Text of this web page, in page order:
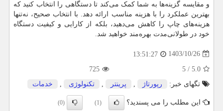
و مقایسه گزینه‌ها به شما کمک می‌کند تا دستگاهی را انتخاب کنید که
بهترین عملکرد را با هزینه مناسب ارائه دهد. با انتخاب صحیح، نه‌تنها
هزینه‌های چاپ را کاهش می‌دهید، بلکه از کارایی و کیفیت دستگاه
خود در طولانی‌مدت بهره‌مند خواهید شد.
1403/10/26
13:51:27
5.0
/
5
725
تگهای خبر:
رپورتاژ پرینتر تكنولوژی خدمات
این مطلب را می پسندید؟ (1)
(0)